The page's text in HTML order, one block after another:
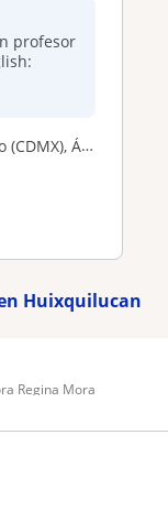
profesor
Juárez, Co...
Huixquilucan
Regina Mora